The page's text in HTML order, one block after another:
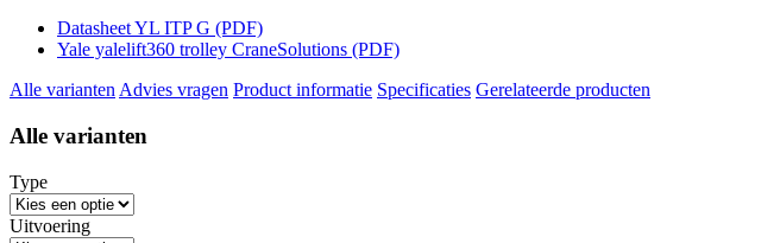
Datasheet YL ITP G (PDF)
Yale yalelift360 trolley CraneSolutions (PDF)
Alle varianten Advies vragen Product informatie Specificaties Gerelateerde producten
Alle varianten
Type
Uitvoering